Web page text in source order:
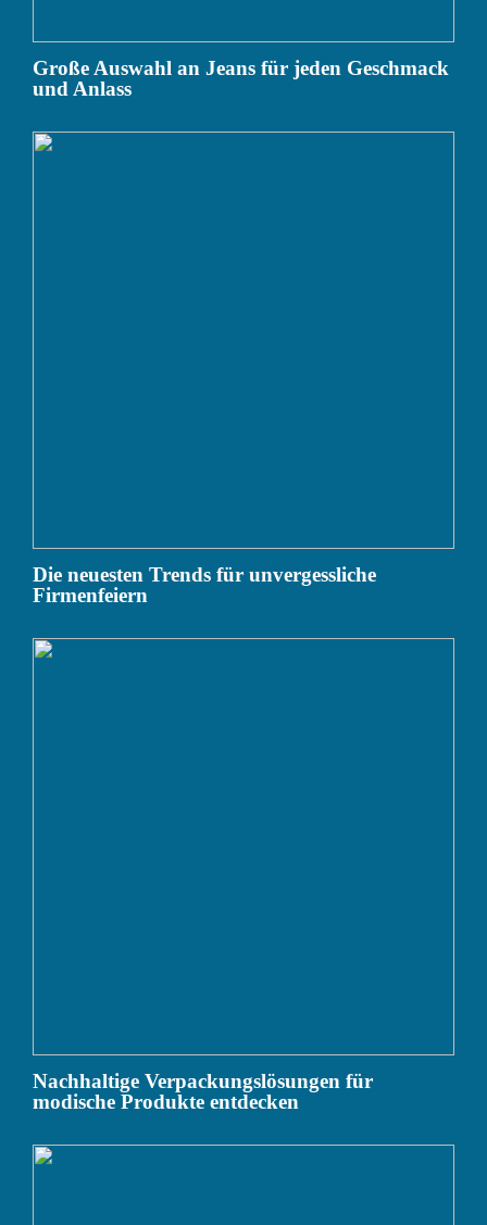
Große Auswahl an Jeans für jeden Geschmack
und Anlass
Die neuesten Trends für unvergessliche
Firmenfeiern
Nachhaltige Verpackungslösungen für
modische Produkte entdecken